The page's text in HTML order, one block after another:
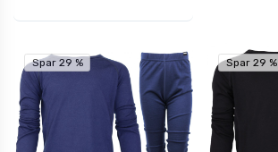
Spar 29 % Spar 29 %